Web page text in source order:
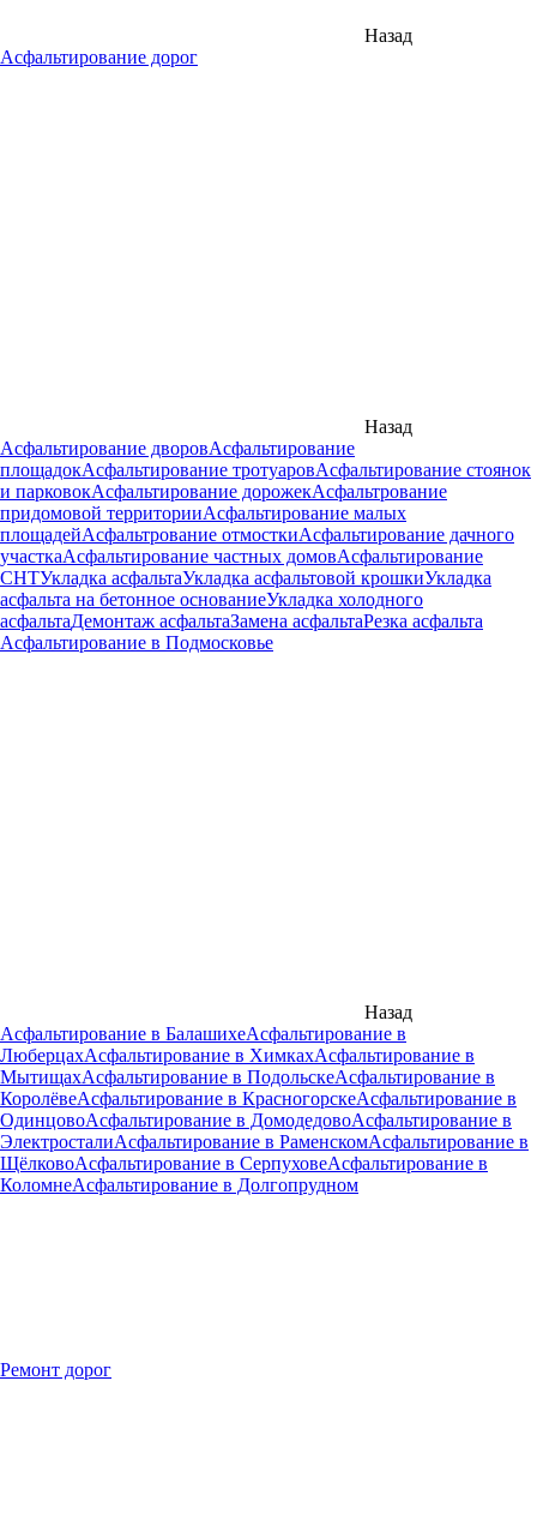
Назад
Асфальтирование дорог
Назад
Асфальтирование дворовАсфальтирование
площадокАсфальтирование тротуаровАсфальтирование стоянок
и парковокАсфальтирование дорожекАсфальтрование
придомовой территорииАсфальтирование малых
площадейАсфальтрование отмосткиАсфальтирование дачного
участкаАсфальтирование частных домовАсфальтирование
СНТУкладка асфальтаУкладка асфальтовой крошкиУкладка
асфальта на бетонное основаниеУкладка холодного
асфальтаДемонтаж асфальтаЗамена асфальтаРезка асфальта
Асфальтирование в Подмосковье
Назад
Асфальтирование в БалашихеАсфальтирование в
ЛюберцахАсфальтирование в ХимкахАсфальтирование в
МытищахАсфальтирование в ПодольскеАсфальтирование в
КоролёвеАсфальтирование в КрасногорскеАсфальтирование в
ОдинцовоАсфальтирование в ДомодедовоАсфальтирование в
ЭлектросталиАсфальтирование в РаменскомАсфальтирование в
ЩёлковоАсфальтирование в СерпуховеАсфальтирование в
КоломнеАсфальтирование в Долгопрудном
Ремонт дорог